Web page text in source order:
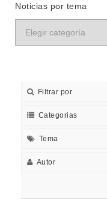
Noticias por tema
Filtrar por
Categorias
Tema
Autor